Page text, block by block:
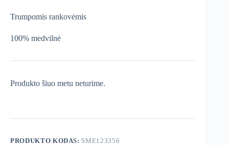
Trumpomis rankovėmis
100% medvilnė
Produkto šiuo metu neturime.
PRODUKTO KODAS: SME123356